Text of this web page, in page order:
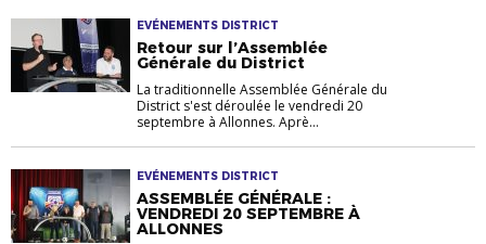
EVÉNEMENTS DISTRICT
Retour sur l’Assemblée
Générale du District
La traditionnelle Assemblée Générale du
District s'est déroulée le vendredi 20
septembre à Allonnes. Aprè...
EVÉNEMENTS DISTRICT
ASSEMBLÉE GÉNÉRALE :
VENDREDI 20 SEPTEMBRE À
ALLONNES